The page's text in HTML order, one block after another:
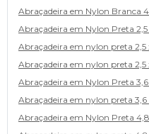
Abraçadeira em Nylon Branca
Abraçadeira em Nylon Preta
Abraçadeira em nylon preta 2,5
Abraçadeira em nylon preta
Abraçadeira em Nylon Preta
Abraçadeira em nylon preta 3,6
Abraçadeira em Nylon Preta